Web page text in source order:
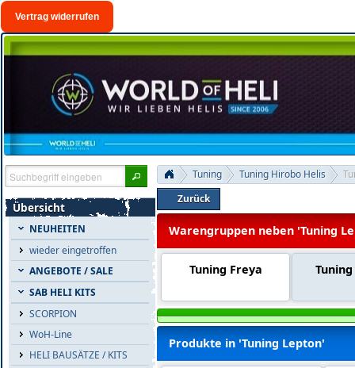
Vertrag widerrufen
Übersicht
NEUHEITEN
wieder eingetroffen
ANGEBOTE / SALE
SAB HELI KITS
SCORPION
WoH-Line
HELI BAUSÄTZE / KITS
Tuning Tuning Hirobo Helis
Zurück
Warengruppen neben 'Tuning
Tuning Freya
Produkte in 'Tuning Lepton'